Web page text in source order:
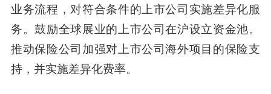
业务流程，对符合条件的上市公司实施差异化服
务。鼓励全球展业的上市公司在沪设立资金池。
推动保险公司加强对上市公司海外项目的保险支
持，并实施差异化费率。